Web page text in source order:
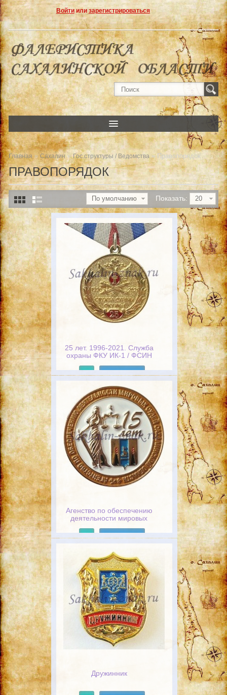
Войтиили зарегистрироваться
Главная » Сахалин»Гос.структуры / Ведомства» Правопорядок
ПРАВОПОРЯДОК
Показать: 20
По умолчанию
25 лет. 1996-2021. Служба
охраны ФКУ ИК-1 / ФСИН
Верность долгу
Агенство по обеспечению
деятельности мировых
15 лет
Дружинник